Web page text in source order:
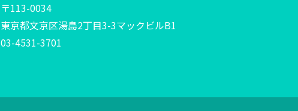
〒113-0034
東京都文京区湯島2丁目3-3マックビルB1
03-4531-3701